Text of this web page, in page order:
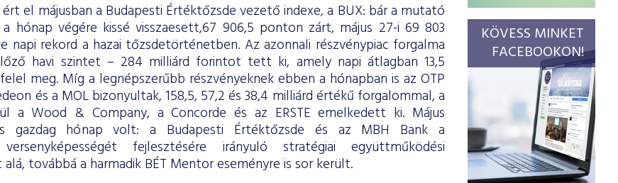
el májusban a Budapesti Értéktőzsde vezető indexe, a BUX: bár a mutató
hónap végére kissé visszaesett,67 906,5 ponton zárt, május 27-i 69 803
napi rekord a hazai tőzsdetörténetben. Az azonnali részvénypiac forgalma
havi szintet – 284 milliárd forintot tett ki, amely napi átlagban 13,5
meg. Míg a legnépszerűbb részvényeknek ebben a hónapban is az OTP
és a MOL bizonyultak, 158,5, 57,2 és 38,4 milliárd értékű forgalommal, a
a Wood & Company, a Concorde és az ERSTE emelkedett ki. Május
gazdag hónap volt: a Budapesti Értéktőzsde és az MBH Bank a
fejlesztésére irányuló stratégiai együttműködési
továbbá a harmadik BÉT Mentor eseményre is sor került.
KÖVESS MINKET
FACEBOOKON!